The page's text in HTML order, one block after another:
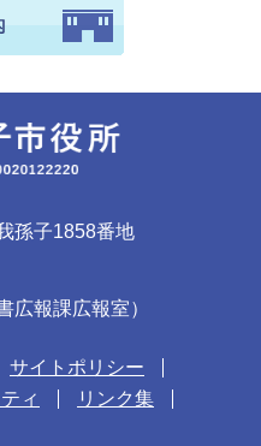
孫子1858番地
広報課広報室）
サイトポリシー
ィ
リンク集